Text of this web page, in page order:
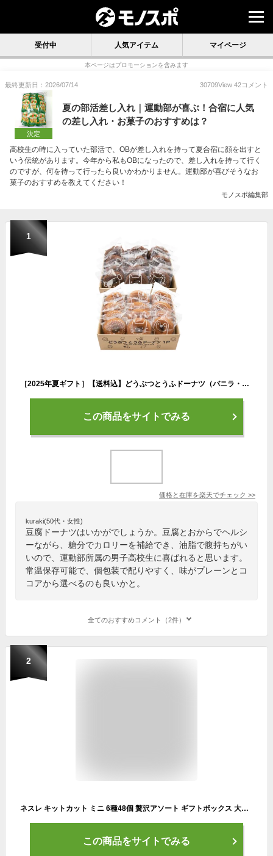
受付中 人気アイテム マイページ
本ページはプロモーションを含みます
最終更新日：2026/07/14 30709View 42コメント
決定
夏の部活差し入れ｜運動部が喜ぶ！合宿に人気
の差し入れ・お菓子のおすすめは？
高校生の時に入っていた部活で、OBが差し入れを持って夏合宿に顔を出すと
いう伝統があります。今年から私もOBになったので、差し入れを持って行く
のですが、何を待って行ったら良いかわかりません。運動部が喜びそうなお
菓子のおすすめを教えてください！
モノスポ編集部
1
［2025年夏ギフト］【送料込】どうぶつとうふドーナツ（バニラ・ココア）24個セット豆腐 おから 菓子 国内産大豆100％ 贈り物 おうちカフェ 個包装
この商品をサイトでみる
価格と在庫を楽天でチェック >>
kuraki(50代・女性)
豆腐ドーナツはいかがでしょうか。豆腐とおからでヘルシ
ーながら、糖分でカロリーを補給でき、油脂で腹持ちがい
いので、運動部所属の男子高校生に喜ばれると思います。
常温保存可能で、個包装で配りやすく、味がプレーンとコ
コアから選べるのも良いかと。
全てのおすすめコメント（2件）
2
ネスレ キットカット ミニ 6種48個 贅沢アソート ギフトボックス 大容量 詰め合わせ バラエティ ランダムセット
この商品をサイトでみる